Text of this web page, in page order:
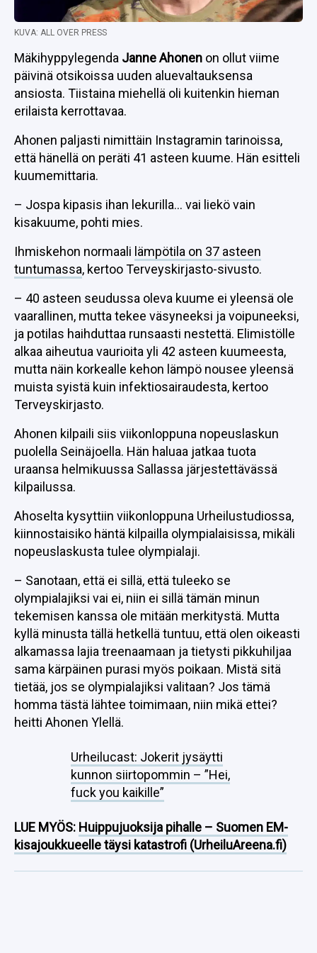
KUVA: ALL OVER PRESS
Mäkihyppylegenda Janne Ahonen on ollut viime
päivinä otsikoissa uuden aluevaltauksensa
ansiosta. Tiistaina miehellä oli kuitenkin hieman
erilaista kerrottavaa.
Ahonen paljasti nimittäin Instagramin tarinoissa,
että hänellä on peräti 41 asteen kuume. Hän esitteli
kuumemittaria.
– Jospa kipasis ihan lekurilla… vai liekö vain
kisakuume, pohti mies.
Ihmiskehon normaali lämpötila on 37 asteen
tuntumassa, kertoo Terveyskirjasto-sivusto.
– 40 asteen seudussa oleva kuume ei yleensä ole
vaarallinen, mutta tekee väsyneeksi ja voipuneeksi,
ja potilas haihduttaa runsaasti nestettä. Elimistölle
alkaa aiheutua vaurioita yli 42 asteen kuumeesta,
mutta näin korkealle kehon lämpö nousee yleensä
muista syistä kuin infektiosairaudesta, kertoo
Terveyskirjasto.
Ahonen kilpaili siis viikonloppuna nopeuslaskun
puolella Seinäjoella. Hän haluaa jatkaa tuota
uraansa helmikuussa Sallassa järjestettävässä
kilpailussa.
Ahoselta kysyttiin viikonloppuna Urheilustudiossa,
kiinnostaisiko häntä kilpailla olympialaisissa, mikäli
nopeuslaskusta tulee olympialaji.
– Sanotaan, että ei sillä, että tuleeko se
olympialajiksi vai ei, niin ei sillä tämän minun
tekemisen kanssa ole mitään merkitystä. Mutta
kyllä minusta tällä hetkellä tuntuu, että olen oikeasti
alkamassa lajia treenaamaan ja tietysti pikkuhiljaa
sama kärpäinen purasi myös poikaan. Mistä sitä
tietää, jos se olympialajiksi valitaan? Jos tämä
homma tästä lähtee toimimaan, niin mikä ettei?
heitti Ahonen Ylellä.
Urheilucast: Jokerit jysäytti
kunnon siirtopommin – ”Hei,
fuck you kaikille”
LUE MYÖS: Huippujuoksija pihalle – Suomen EM-
kisajoukkueelle täysi katastrofi (UrheiluAreena.fi)